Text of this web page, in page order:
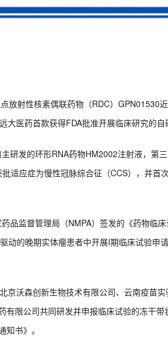
放射性核素偶联药物（RDC）GPN01530
医药首款获得FDA批准开展临床研究的自
研发的环形RNA药物HM2002注射液，第
适应症为慢性冠脉综合征（CCS），并首
品监督管理局（NMPA）签发的《药物临
动的晚期实体瘤患者中开展I期临床试验申
京沃森创新生物技术有限公司、云南疫苗
有限公司共同研发并申报临床试验的冻干
书》。